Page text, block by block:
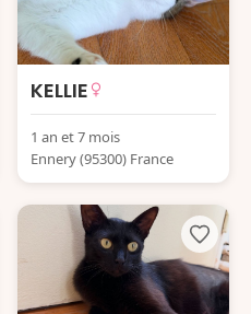
KELLIE
1 an et 7 mois
Ennery (95300) France